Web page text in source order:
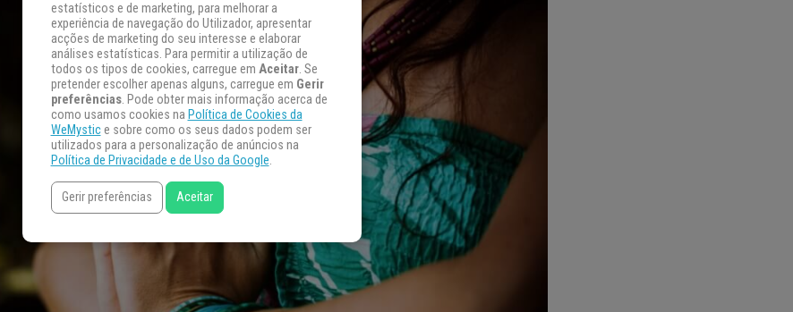
estatísticos e de marketing, para melhorar a
experiência de navegação do Utilizador, apresentar
acções de marketing do seu interesse e elaborar
análises estatísticas. Para permitir a utilização de
todos os tipos de cookies, carregue em Aceitar. Se
pretender escolher apenas alguns, carregue em Gerir
preferências. Pode obter mais informação acerca de
como usamos cookies na Política de Cookies da
WeMystice sobre como os seus dados podem ser
utilizados para a personalização de anúncios na
Política de Privacidade e de Uso da Google.
Gerir preferências Aceitar